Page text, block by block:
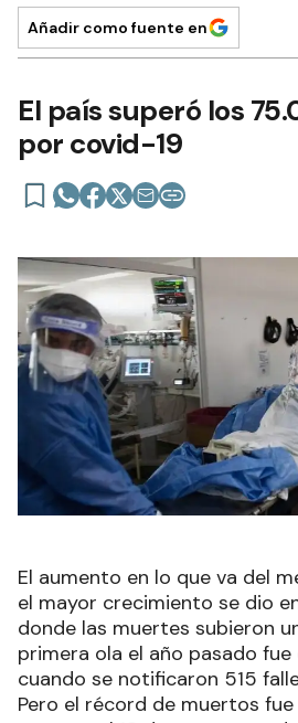
Añadir como fuente en
El país superó los
por covid-19
El aumento en lo que va del
el mayor crecimiento se dio
donde las muertes subieron
primera ola el año pasado
cuando se notificaron 515
Pero el récord de muertos fue